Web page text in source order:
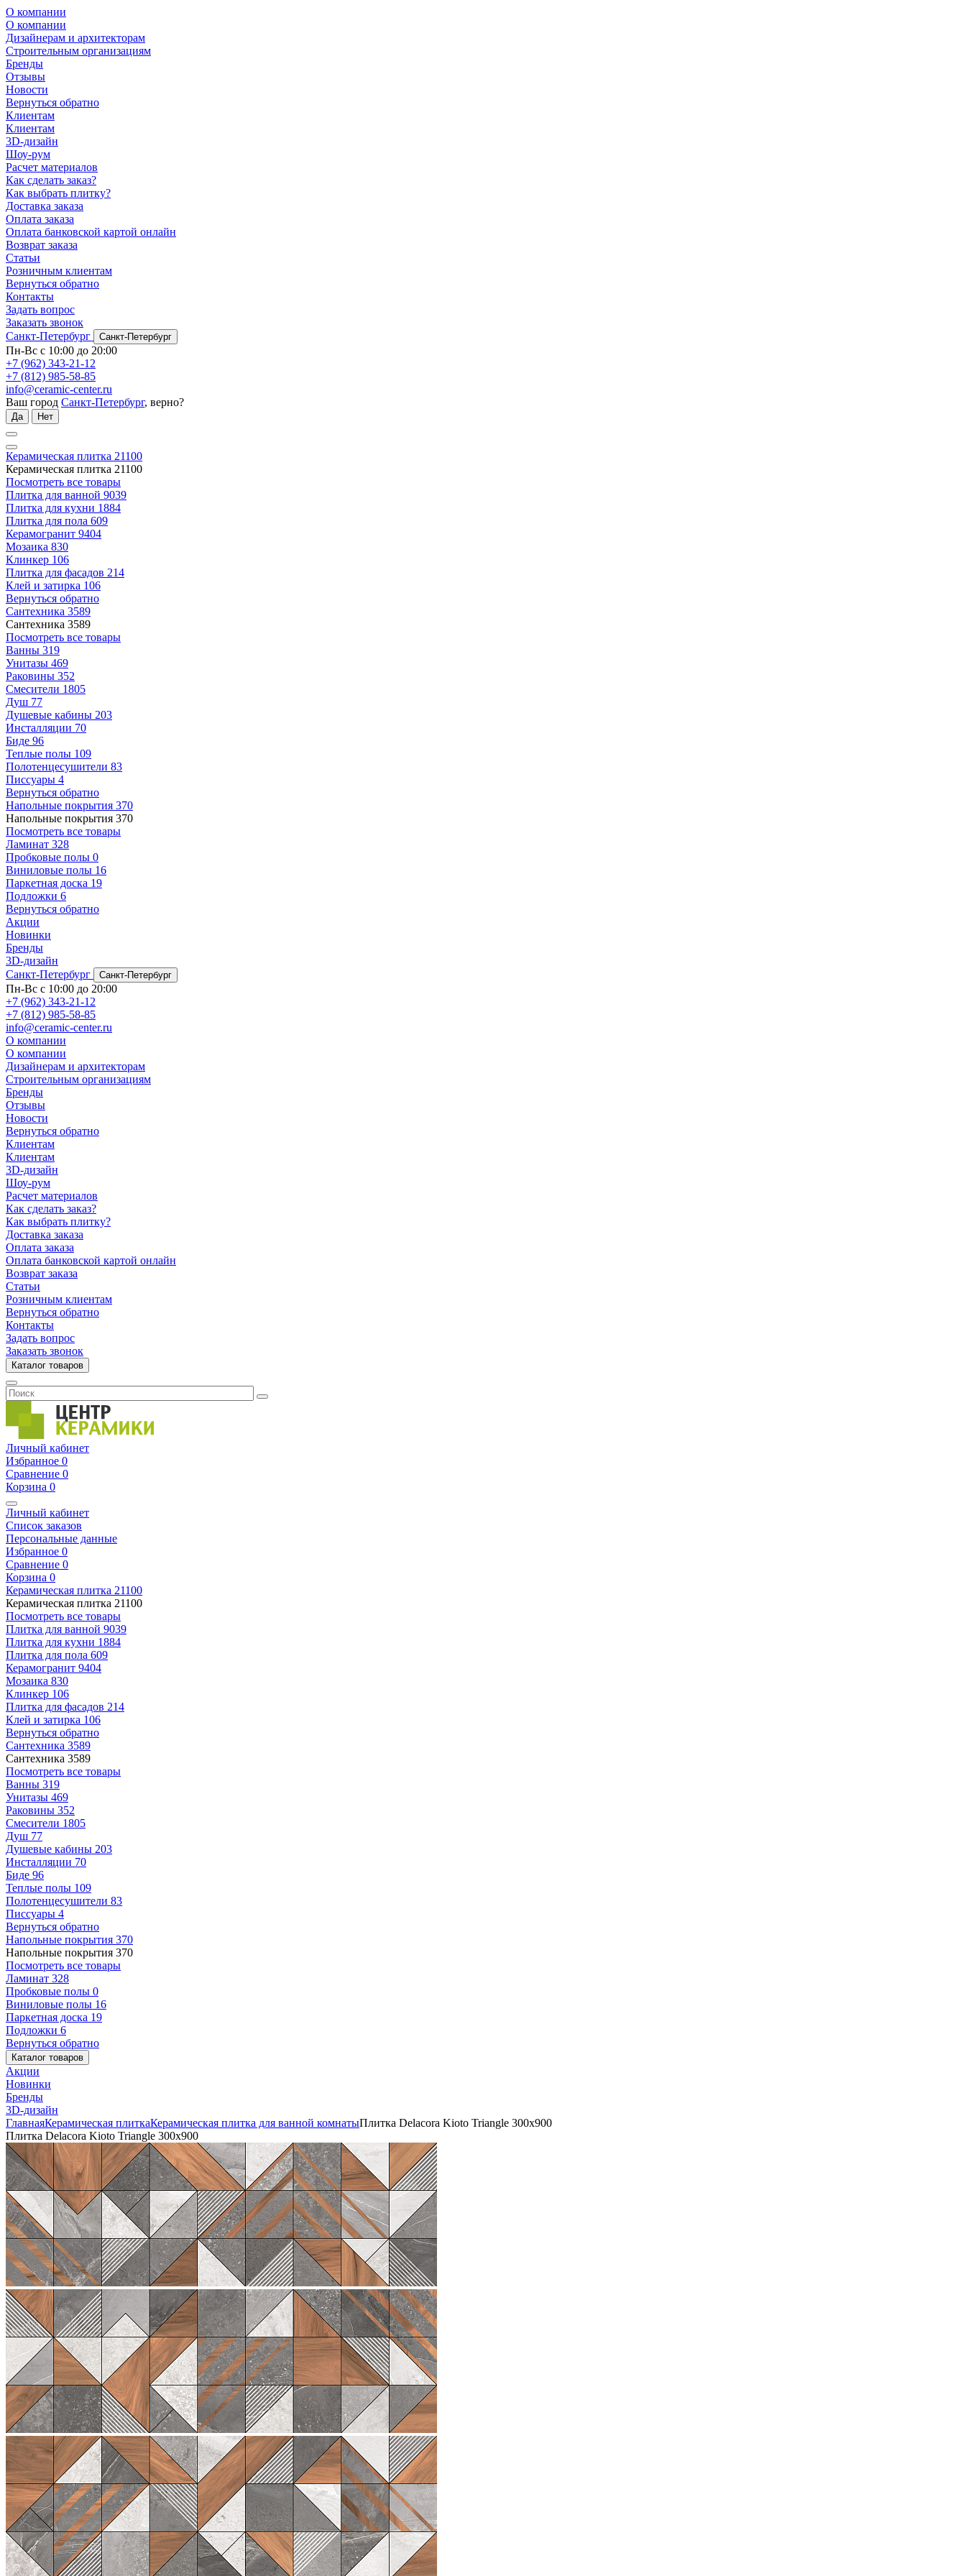
О компании
О компании
Дизайнерам и архитекторам
Строительным организациям
Бренды
Отзывы
Новости
Вернуться обратно
Клиентам
Клиентам
3D-дизайн
Шоу-рум
Расчет материалов
Как сделать заказ?
Как выбрать плитку?
Доставка заказа
Оплата заказа
Оплата банковской картой онлайн
Возврат заказа
Статьи
Розничным клиентам
Вернуться обратно
Контакты
Задать вопрос
Заказать звонок
Санкт-Петербург
Санкт-Петербург
Пн-Вс с 10:00 до 20:00
+7 (962) 343-21-12
+7 (812) 985-58-85
info@ceramic-center.ru
Ваш город Санкт-Петербург, верно?
Да Нет
Керамическая плитка 21100
Керамическая плитка 21100
Посмотреть все товары
Плитка для ванной 9039
Плитка для кухни 1884
Плитка для пола 609
Керамогранит 9404
Мозаика 830
Клинкер 106
Плитка для фасадов 214
Клей и затирка 106
Вернуться обратно
Сантехника 3589
Сантехника 3589
Посмотреть все товары
Ванны 319
Унитазы 469
Раковины 352
Смесители 1805
Душ 77
Душевые кабины 203
Инсталляции 70
Биде 96
Теплые полы 109
Полотенцесушители 83
Писсуары 4
Вернуться обратно
Напольные покрытия 370
Напольные покрытия 370
Посмотреть все товары
Ламинат 328
Пробковые полы 0
Виниловые полы 16
Паркетная доска 19
Подложки 6
Вернуться обратно
Акции
Новинки
Бренды
3D-дизайн
Санкт-Петербург
Санкт-Петербург
Пн-Вс с 10:00 до 20:00
+7 (962) 343-21-12
+7 (812) 985-58-85
info@ceramic-center.ru
О компании
О компании
Дизайнерам и архитекторам
Строительным организациям
Бренды
Отзывы
Новости
Вернуться обратно
Клиентам
Клиентам
3D-дизайн
Шоу-рум
Расчет материалов
Как сделать заказ?
Как выбрать плитку?
Доставка заказа
Оплата заказа
Оплата банковской картой онлайн
Возврат заказа
Статьи
Розничным клиентам
Вернуться обратно
Контакты
Задать вопрос
Заказать звонок
Каталог товаров
Личный кабинет
Избранное 0
Сравнение 0
Корзина 0
Личный кабинет
Список заказов
Персональные данные
Избранное 0
Сравнение 0
Корзина 0
Керамическая плитка 21100
Керамическая плитка 21100
Посмотреть все товары
Плитка для ванной 9039
Плитка для кухни 1884
Плитка для пола 609
Керамогранит 9404
Мозаика 830
Клинкер 106
Плитка для фасадов 214
Клей и затирка 106
Вернуться обратно
Сантехника 3589
Сантехника 3589
Посмотреть все товары
Ванны 319
Унитазы 469
Раковины 352
Смесители 1805
Душ 77
Душевые кабины 203
Инсталляции 70
Биде 96
Теплые полы 109
Полотенцесушители 83
Писсуары 4
Вернуться обратно
Напольные покрытия 370
Напольные покрытия 370
Посмотреть все товары
Ламинат 328
Пробковые полы 0
Виниловые полы 16
Паркетная доска 19
Подложки 6
Вернуться обратно
Каталог товаров
Акции
Новинки
Бренды
3D-дизайн
ГлавнаяКерамическая плиткаКерамическая плитка для ванной комнатыПлитка Delacora Kioto Triangle 300x900
Плитка Delacora Kioto Triangle 300x900